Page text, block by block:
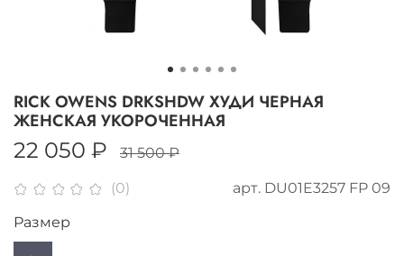
(0) арт. DU01E3257 FP 09
RICK OWENS DRKSHDW ХУДИ ЧЕРНАЯ
ЖЕНСКАЯ УКОРОЧЕННАЯ
22 050 ₽ 31 500 ₽
Размер